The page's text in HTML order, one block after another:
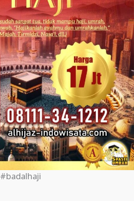
#badalhaji